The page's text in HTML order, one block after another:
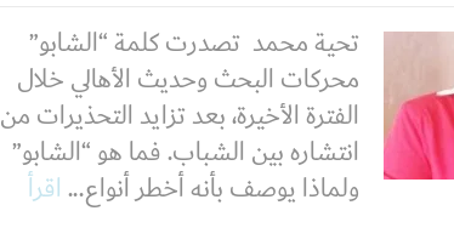
تحية محمد تصدرت كلمة “الشابو”
محركات البحث وحديث الأهالي خلال
الفترة الأخيرة، بعد تزايد التحذيرات من
انتشاره بين الشباب. فما هو “الشابو”
ولماذا يوصف بأنه أخطر أنواع...اقرأ